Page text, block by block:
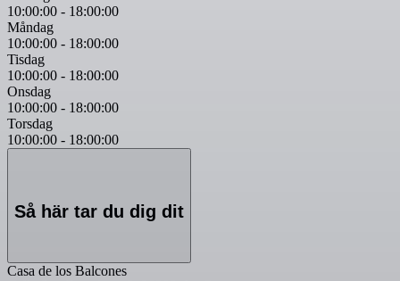
10:00:00 - 18:00:00
Måndag
10:00:00 - 18:00:00
Tisdag
10:00:00 - 18:00:00
Onsdag
10:00:00 - 18:00:00
Torsdag
10:00:00 - 18:00:00
Så här tar du dig dit
Casa de los Balcones